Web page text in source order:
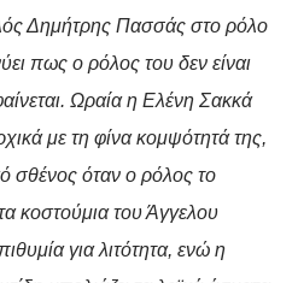
Δημήτρης Πασσάς στο ρόλο
πως ο ρόλος του δεν είναι
Ωραία η Ελένη Σακκά
με τη φίνα κομψότητά της,
σθένος όταν ο ρόλος το
κοστούμια του Άγγελου
για λιτότητα, ενώ η